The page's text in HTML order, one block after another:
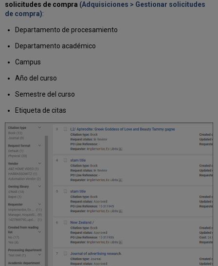
solicitudes de compra (Adquisiciones > Gestionar solicitudes
de compra):
Departamento de procesamiento
Departamento académico
Campus
Año del curso
Semestre del curso
Etiqueta de citas